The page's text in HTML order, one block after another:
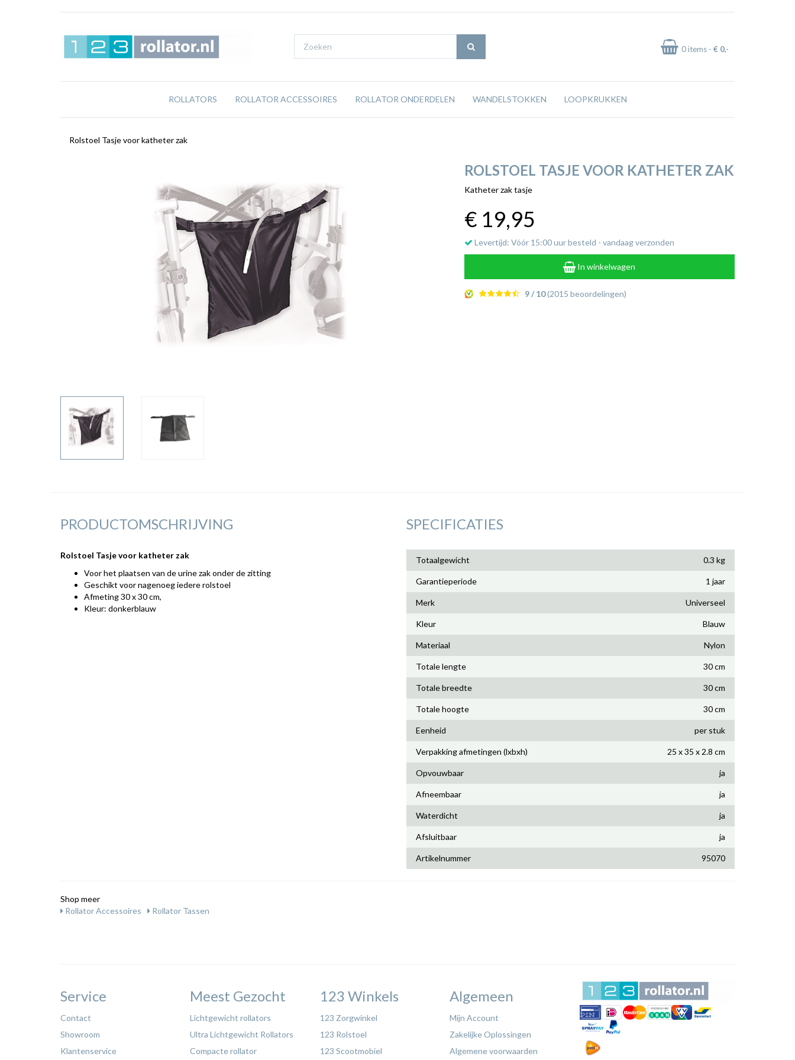
0items - € 0,-
ROLLATORS ROLLATOR ACCESSOIRES ROLLATOR ONDERDELEN WANDELSTOKKEN LOOPKRUKKEN
Rolstoel Tasje voor katheter zak
ROLSTOEL TASJE VOOR KATHETER ZAK
Katheter zak tasje
€ 19,95
Levertijd: Vóór 15:00 uur besteld - vandaag verzonden
In winkelwagen
9 / 10(2015 beoordelingen)
PRODUCTOMSCHRIJVING
Rolstoel Tasje voor katheter zak
Voor het plaatsen van de urine zak onder de zitting
Geschikt voor nagenoeg iedere rolstoel
Afmeting 30 x 30 cm,
Kleur: donkerblauw
SPECIFICATIES
Totaalgewicht 0.3 kg
Garantieperiode 1 jaar
Merk Universeel
Kleur Blauw
Materiaal Nylon
Totale lengte 30 cm
Totale breedte 30 cm
Totale hoogte 30 cm
Eenheid per stuk
Verpakking afmetingen (lxbxh) 25 x 35 x 2.8 cm
Opvouwbaar ja
Afneembaar ja
Waterdicht ja
Afsluitbaar ja
Artikelnummer 95070
Shop meer
Rollator Accessoires
Rollator Tassen
Service
Contact
Showroom
Klantenservice
Meest Gezocht
Lichtgewicht rollators
Ultra Lichtgewicht Rollators
Compacte rollator
123 Winkels
123 Zorgwinkel
123 Rolstoel
123 Scootmobiel
Algemeen
Mijn Account
Zakelijke Oplossingen
Algemene voorwaarden